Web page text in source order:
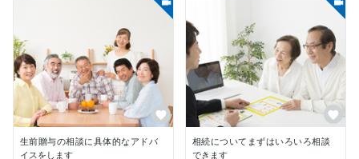
生前贈与の相談に具体的なアドバ
イスをします
相続についてまずはいろいろ相談
できます